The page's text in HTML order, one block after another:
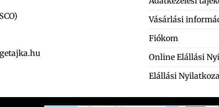
Vásárlási
Fiókom
Online Elállási
Elállási